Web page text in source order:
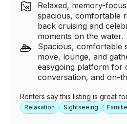
Relaxed, memory-
spacious, comfortable
back cruising and
moments on the water.
Spacious, comfortable
move, lounge, and
easygoing platform for
conversation, and on-
Renters say this listing is great
Relaxation Sightseeing